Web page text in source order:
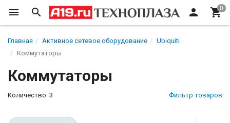
Главная Активное сетевое оборудование
Ubiquiti
Коммутаторы
Коммутаторы
Количество: 3 Фильтр товаров